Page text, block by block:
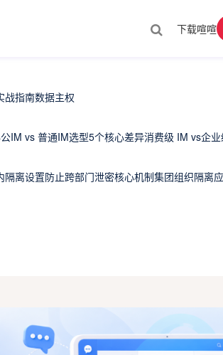
下载喧喧
战指南数据主权
IM vs 普通IM选型5个核心差异消费级 IM vs企
隔离设置防止跨部门泄密核心机制集团组织隔离